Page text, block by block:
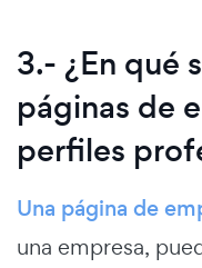
3.- ¿En qué
páginas de
perfiles
Una página de
una empresa,